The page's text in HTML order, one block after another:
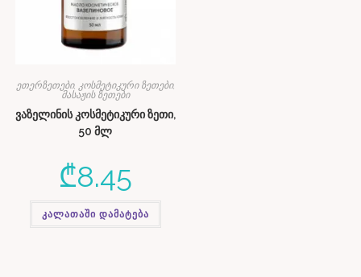
ეთერზეთები, კოსმეტიკური ზეთები,
მასაჟის ზეთები
ვაზელინის კოსმეტიკური ზეთი,
50 მლ
₾8.45
კალათაში დამატება